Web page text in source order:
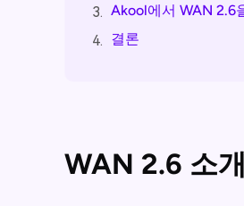
3. Akool에서 WAN 2.6
4. 결론
WAN 2.6 소개